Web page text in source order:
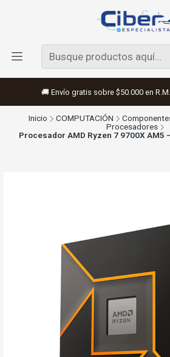
🚚 Envío gratis sobre $50.000 en R.M.
Inicio COMPUTACIÓN
Procesadores
Procesador AMD Ryzen 7 9700X AM5